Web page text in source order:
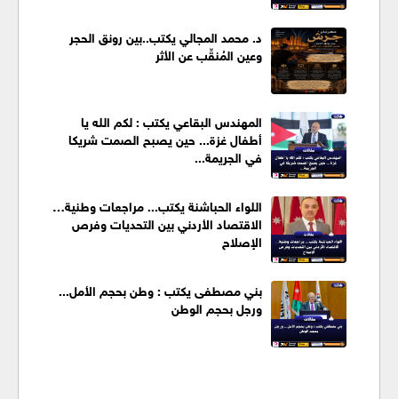
د. محمد المجالي يكتب..بين رونق الحجر
وعين المُنقِّب عن الأثر
المهندس البقاعي يكتب : لكم الله يا
أطفال غزة... حين يصبح الصمت شريكا
في الجريمة...
اللواء الحباشنة يكتب... مراجعات وطنية…
الاقتصاد الأردني بين التحديات وفرص
الإصلاح
بني مصطفى يكتب : وطن بحجم الأمل...
ورجل بحجم الوطن